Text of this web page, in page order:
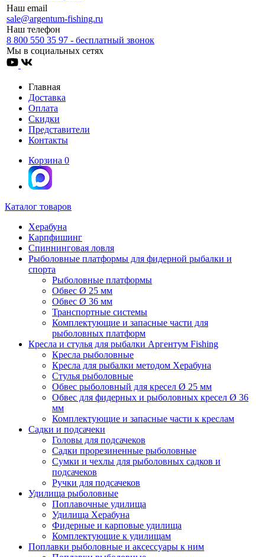
Наш email
sale@argentum-fishing.ru
Наш телефон
8 800 550 35 97 - бесплатный звонок
Мы в социальных сетях
Главная
Доставка
Оплата
Скидки
Представители
Контакты
Корзина 0
Каталог товаров
Херабуна
Карпфишинг
Спиннинговая ловля
Рыболовные платформы для фидерной рыбалки и
спорта
Рыболовные платформы
Обвес Ø 25 мм
Обвес Ø 36 мм
Транспортные системы
Комплектующие и запасные части для
рыболовных платформ
Кресла и стулья для рыбалки Аргентум Fishing
Кресла рыболовные
Кресла для рыбалки методом Херабуна
Стулья рыболовные
Обвес рыболовный для кресел Ø 25 мм
Обвес для фидерных и рыболовных кресел Ø 36
мм
Комплектующие и запасные части к креслам
Садки и подсачеки
Головы для подсачеков
Садки прорезиненные рыболовные
Сумки и чехлы для рыболовных садков и
подсачеков
Ручки для подсачеков
Удилища рыболовные
Поплавочные удилища
Удилища Херабуна
Фидерные и карповые удилища
Комплектующие к удилищам
Поплавки рыболовные и аксессуары к ним